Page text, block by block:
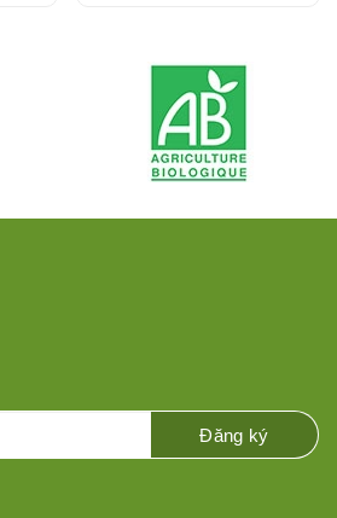
Đăng ký